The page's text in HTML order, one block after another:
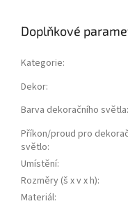
Doplňkové
Kategorie:
Dekor:
Barva dekoračního světla:
Příkon/proud pro
světlo:
Umístění:
Rozměry (š x v x h):
Materiál: